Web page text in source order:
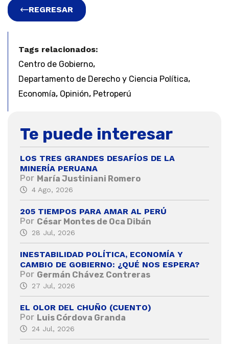
REGRESAR
Tags relacionados:
Centro de Gobierno,
Departamento de Derecho y Ciencia Política,
Economía, Opinión, Petroperú
Te puede interesar
LOS TRES GRANDES DESAFÍOS DE LA
MINERÍA PERUANA
Por María Justiniani Romero
4 Ago, 2026
205 TIEMPOS PARA AMAR AL PERÚ
Por César Montes de Oca Dibán
28 Jul, 2026
INESTABILIDAD POLÍTICA, ECONOMÍA Y
CAMBIO DE GOBIERNO: ¿QUÉ NOS ESPERA?
Por Germán Chávez Contreras
27 Jul, 2026
EL OLOR DEL CHUÑO (CUENTO)
Por Luis Córdova Granda
24 Jul, 2026